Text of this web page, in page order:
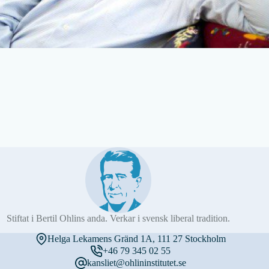
Stiftat i Bertil Ohlins anda. Verkar i svensk liberal tradition.
Helga Lekamens Gränd 1A, 111 27 Stockholm
+46 79 345 02 55
kansliet@ohlininstitutet.se